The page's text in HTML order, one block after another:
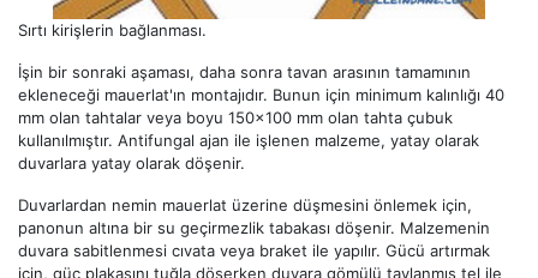
Sırtı kirişlerin bağlanması.
İşin bir sonraki aşaması, daha sonra tavan arasının tamamının
ekleneceği mauerlat'ın montajıdır. Bunun için minimum kalınlığı 40
mm olan tahtalar veya boyu 150x100 mm olan tahta çubuk
kullanılmıştır. Antifungal ajan ile işlenen malzeme, yatay olarak
duvarlara yatay olarak döşenir.
Duvarlardan nemin mauerlat üzerine düşmesini önlemek için,
panonun altına bir su geçirmezlik tabakası döşenir. Malzemenin
duvara sabitlenmesi cıvata veya braket ile yapılır. Gücü artırmak
için, güç plakasını tuğla döşerken duvara gömülü tavlanmış tel ile